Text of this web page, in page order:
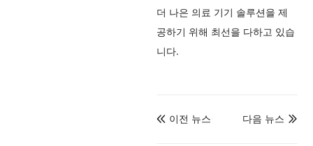
더 나은 의료 기기 솔루션을 제
공하기 위해 최선을 다하고 있습
니다.
 이전 뉴스 
다음 뉴스